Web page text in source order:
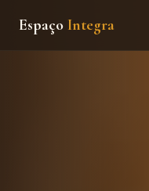
Espaço Integra